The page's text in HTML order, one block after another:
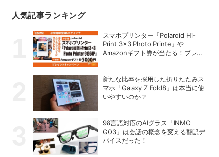
人気記事ランキング
スマホプリンター『Polaroid Hi-
Print 3×3 Photo Printe』や
Amazonギフト券が当たる！プレゼ
新たな比率を採用した折りたたみス
マホ「Galaxy Z Fold8」は本当に使
いやすいのか？
98言語対応のAIグラス「INMO
GO3」は会話の概念を変える翻訳デ
バイスだった！